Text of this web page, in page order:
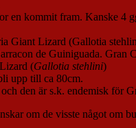
en kommit fram. Kanske 4
(Gallotia stehlini)
upp till ca 80cm.
den är s.k. endemisk för
om de visste något om